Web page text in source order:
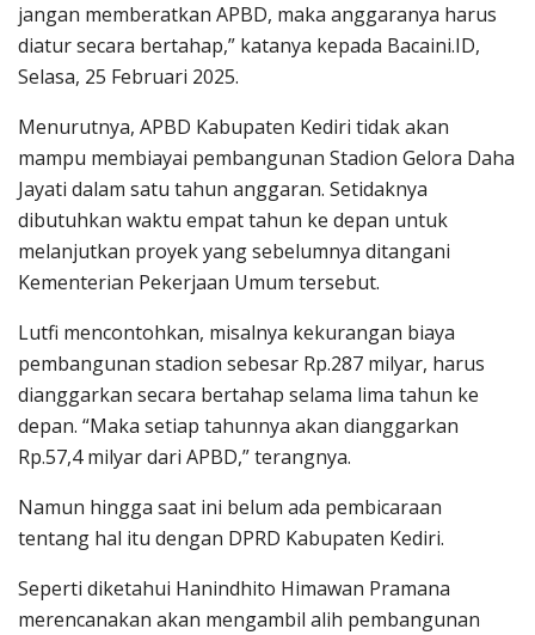
jangan memberatkan APBD, maka anggaranya harus
diatur secara bertahap,” katanya kepada Bacaini.ID,
Selasa, 25 Februari 2025.
Menurutnya, APBD Kabupaten Kediri tidak akan
mampu membiayai pembangunan Stadion Gelora Daha
Jayati dalam satu tahun anggaran. Setidaknya
dibutuhkan waktu empat tahun ke depan untuk
melanjutkan proyek yang sebelumnya ditangani
Kementerian Pekerjaan Umum tersebut.
Lutfi mencontohkan, misalnya kekurangan biaya
pembangunan stadion sebesar Rp.287 milyar, harus
dianggarkan secara bertahap selama lima tahun ke
depan. “Maka setiap tahunnya akan dianggarkan
Rp.57,4 milyar dari APBD,” terangnya.
Namun hingga saat ini belum ada pembicaraan
tentang hal itu dengan DPRD Kabupaten Kediri.
Seperti diketahui Hanindhito Himawan Pramana
merencanakan akan mengambil alih pembangunan